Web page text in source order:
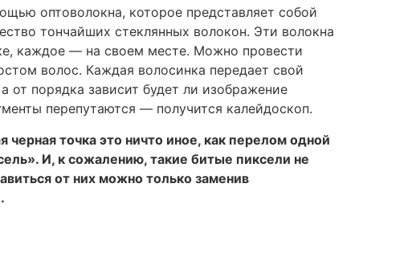
оптоволокна, которое представляет собой
тончайших стеклянных волокон. Эти волокна
каждое — на своем месте. Можно провести
волос. Каждая волосинка передает свой
от порядка зависит будет ли изображение
перепутаются — получится калейдоскоп.
черная точка это ничто иное, как перелом одной
И, к сожалению, такие битые пиксели не
от них можно только заменив